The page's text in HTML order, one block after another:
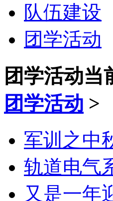
队伍建设
团学活动
团学活动当
团学活动 >
军训之中
轨道电气
又是一年